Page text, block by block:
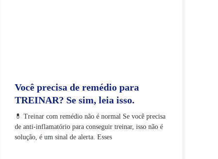
Você precisa de remédio para
TREINAR? Se sim, leia isso.
💊 Treinar com remédio não é normal Se você precisa
de anti-inflamatório para conseguir treinar, isso não é
solução, é um sinal de alerta. Esses